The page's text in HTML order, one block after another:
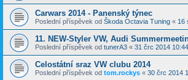
Carwars 2014 - Panenský týnec
Poslední příspěvek od Škoda Octavia Tuning « 16
11. NEW-Styler VW, Audi
Poslední příspěvek od tunerA3 « 31 črc 2014 10:44
Celostátní sraz VW clubu 2014
Poslední příspěvek od tom.rockys « 30 črc 2014